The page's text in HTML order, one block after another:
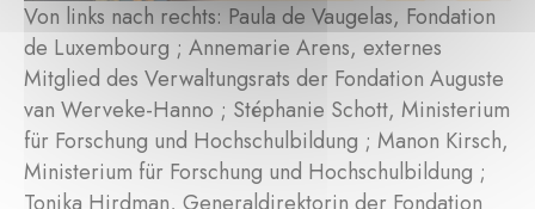
Von links nach rechts: Paula de Vaugelas, Fondation
de Luxembourg ; Annemarie Arens, externes
Mitglied des Verwaltungsrats der Fondation Auguste
van Werveke-Hanno ; Stéphanie Schott, Ministerium
für Forschung und Hochschulbildung ; Manon Kirsch,
Ministerium für Forschung und Hochschulbildung ;